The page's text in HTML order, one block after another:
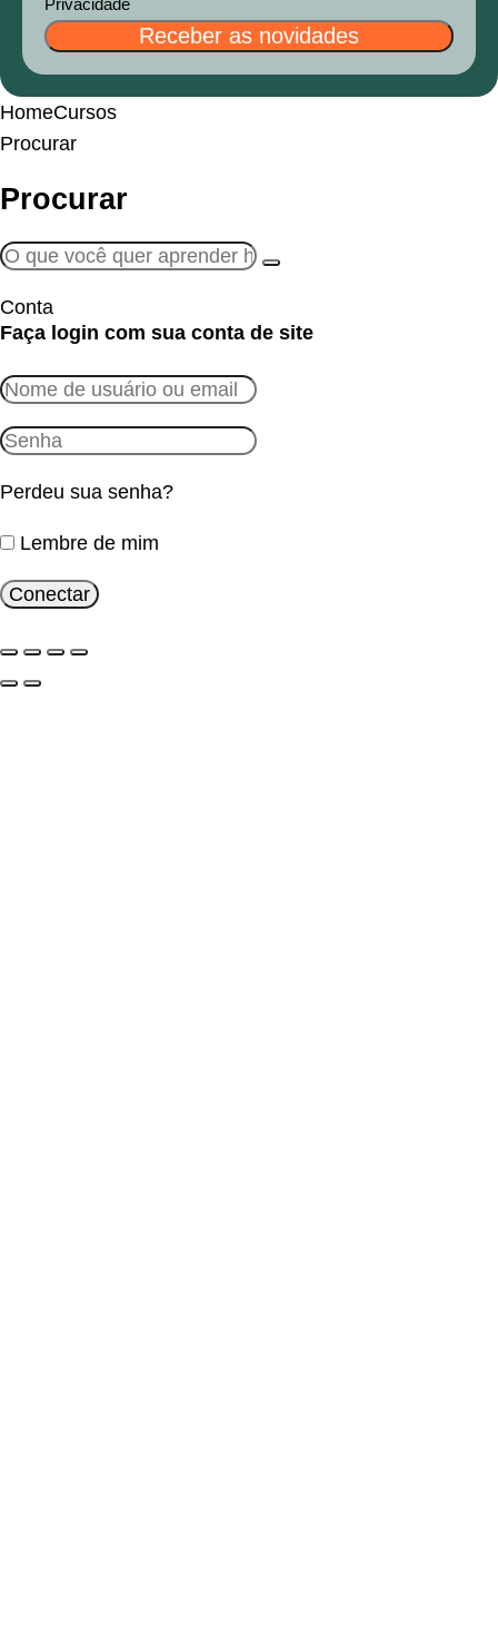
Privacidade
Receber as novidades
HomeCursos
Procurar
Procurar
Conta
Faça login com sua conta de site
Perdeu sua senha?
Lembre de mim